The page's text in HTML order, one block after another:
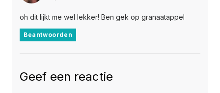
oh dit lijkt me wel lekker! Ben gek op granaatappel
Beantwoorden
Geef een reactie